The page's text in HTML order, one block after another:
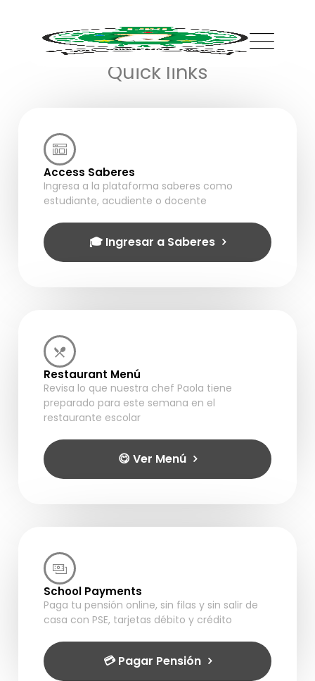
Lo que necesitas a un clic
Quick links
Access Saberes
Ingresa a la plataforma saberes como
estudiante, acudiente o docente
🎓 Ingresar a Saberes
Restaurant Menú
Revisa lo que nuestra chef Paola tiene
preparado para este semana en el
restaurante escolar
😋 Ver Menú
School Payments
Paga tu pensión online, sin filas y sin salir de
casa con PSE, tarjetas débito y crédito
💳 Pagar Pensión